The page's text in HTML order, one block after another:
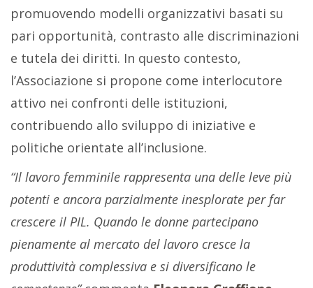
promuovendo modelli organizzativi basati su
pari opportunità, contrasto alle discriminazioni
e tutela dei diritti. In questo contesto,
l’Associazione si propone come interlocutore
attivo nei confronti delle istituzioni,
contribuendo allo sviluppo di iniziative e
politiche orientate all’inclusione.
“Il lavoro femminile rappresenta una delle leve più
potenti e ancora parzialmente inesplorate per far
crescere il PIL. Quando le donne partecipano
pienamente al mercato del lavoro cresce la
produttività complessiva e si diversificano le